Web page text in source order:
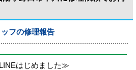
ッフの修理報告
はじめました≫